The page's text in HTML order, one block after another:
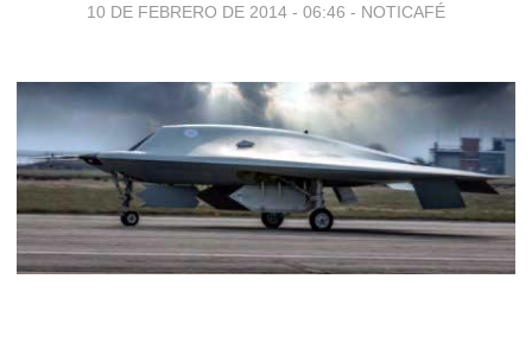
10 DE FEBRERO DE 2014 - 06:46 - NOTICAFÉ